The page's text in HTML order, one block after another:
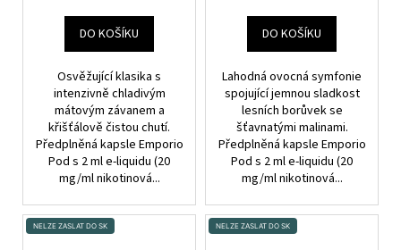
DO KOŠÍKU
Osvěžující klasika s
intenzivně chladivým
mátovým závanem a
křišťálově čistou chutí.
Předplněná kapsle Emporio
Pod s 2 ml e-liquidu (20
mg/ml nikotinová...
DO KOŠÍKU
Lahodná ovocná symfonie
spojující jemnou sladkost
lesních borůvek se
šťavnatými malinami.
Předplněná kapsle Emporio
Pod s 2 ml e-liquidu (20
mg/ml nikotinová...
NELZE ZASLAT DO SK NELZE ZASLAT DO SK